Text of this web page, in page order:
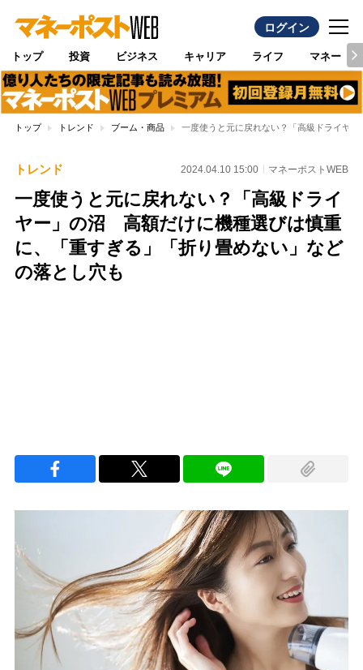
ログイン
トップ 投資 ビジネス キャリア ライフ マネー
トップ トレンド ブーム・商品 一度使うと元に戻れない？「高級ドライヤ
トレンド 2024.04.10 15:00 マネーポストWEB
一度使うと元に戻れない？「高級ドライ
ヤー」の沼 高額だけに機種選びは慎重
に、「重すぎる」「折り畳めない」など
の落とし穴も